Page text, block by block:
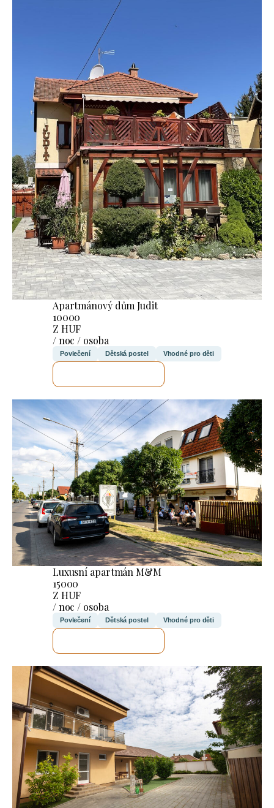
Apartmánový dům Judit
10000
Z HUF
/ noc / osoba
Povlečení Dětská postel Vhodné pro děti
Luxusní apartmán M&M
15000
Z HUF
/ noc / osoba
Povlečení Dětská postel Vhodné pro děti